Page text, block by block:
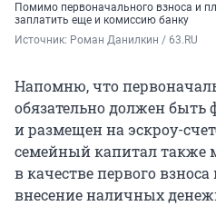
Помимо первоначального взноса и
заплатить еще и комиссию банку
Источник: Роман Данилкин / 63.RU
Напомню, что
обязательно должен
и размещен на эскроу-
семейный капитал также
в качестве первого
внесение наличных